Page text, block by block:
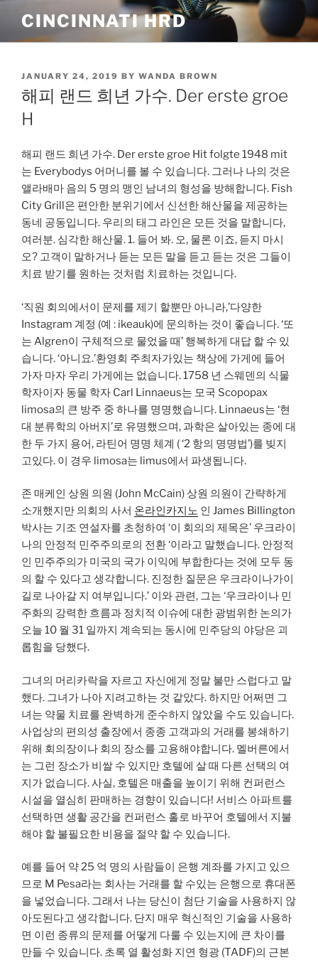
content
CINCINNATI HRD
POSTED
ON
JANUARY 24, 2019 BY WANDA BROWN
해피 랜드 희년 가수. Der erste groe
H
해피 랜드 희년 가수. Der erste groe Hit folgte 1948 mit
는 Everybodys 어머니를 볼 수 있습니다. 그러나 나의 것은
앨라배마 음의 5 명의 맹인 남녀의 형성을 방해합니다. Fish
City Grill은 편안한 분위기에서 신선한 해산물을 제공하는
동네 공동입니다. 우리의 태그 라인은 모든 것을 말합니다,
여러분. 심각한 해산물. 1. 들어 봐. 오, 물론 이죠, 듣지 마시
오? 고객이 말하거나 듣는 모든 말을 듣고 듣는 것은 그들이
치료 받기를 원하는 것처럼 치료하는 것입니다.
‘직원 회의에서이 문제를 제기 할뿐만 아니라,’다양한
Instagram 계정 (예 : ikeauk)에 문의하는 것이 좋습니다. ‘또
는 Algren이 구체적으로 물었을 때’ 행복하게 대답 할 수 있
습니다. ‘아니요.’환영회 주최자가있는 책상에 가게에 들어
가자 마자 우리 가게에는 없습니다. 1758 년 스웨덴의 식물
학자이자 동물 학자 Carl Linnaeus는 모국 Scopopax
limosa의 큰 방주 중 하나를 명명했습니다. Linnaeus는 ‘현
대 분류학의 아버지’로 유명했으며, 과학은 살아있는 종에 대
한 두 가지 용어, 라틴어 명명 체계 ( ‘2 항의 명명법’)를 빚지
고있다. 이 경우 limosa는 limus에서 파생됩니다.
존 매케인 상원 의원 (John McCain) 상원 의원이 간략하게
소개했지만 의회의 사서 온라인카지노 인 James Billington
박사는 기조 연설자를 초청하여 ‘이 회의의 제목은’ 우크라이
나의 안정적 민주주의로의 전환 ‘이라고 말했습니다. 안정적
인 민주주의가 미국의 국가 이익에 부합한다는 것에 모두 동
의 할 수 있다고 생각합니다. 진정한 질문은 우크라이나가이
길로 나아갈 지 여부입니다.’ 이와 관련, 그는 ‘우크라이나 민
주화의 강력한 흐름과 정치적 이슈에 대한 광범위한 논의가
오늘 10 월 31 일까지 계속되는 동시에 민주당의 야당은 괴
롭힘을 당했다.
그녀의 머리카락을 자르고 자신에게 정말 불만 스럽다고 말
했다. 그녀가 나아 지려고하는 것 같았다. 하지만 어쩌면 그
녀는 약물 치료를 완벽하게 준수하지 않았을 수도 있습니다.
사업상의 편의성 출장에서 종종 고객과의 거래를 봉쇄하기
위해 회의장이나 회의 장소를 고용해야합니다. 멜버른에서
는 그런 장소가 비쌀 수 있지만 호텔에 살 때 다른 선택의 여
지가 없습니다. 사실, 호텔은 매출을 높이기 위해 컨퍼런스
시설을 열심히 판매하는 경향이 있습니다! 서비스 아파트를
선택하면 생활 공간을 컨퍼런스 홀로 바꾸어 호텔에서 지불
해야 할 불필요한 비용을 절약 할 수 있습니다.
예를 들어 약 25 억 명의 사람들이 은행 계좌를 가지고 있으
므로 M Pesa라는 회사는 거래를 할 수있는 은행으로 휴대폰
을 넣었습니다. 그래서 나는 당신이 첨단 기술을 사용하지 않
아도된다고 생각합니다. 단지 매우 혁신적인 기술을 사용하
면 이런 종류의 문제를 어떻게 다룰 수 있는지에 큰 차이를
만들 수 있습니다. 초록 열 활성화 지연 형광 (TADF)의 근본